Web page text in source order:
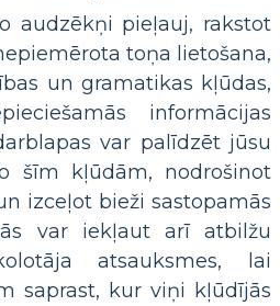
audzēkņi pieļauj, rakstot
toņa lietošana,
un gramatikas kļūdas,
informācijas
var palīdzēt jūsu
šīm kļūdām, nodrošinot
izceļot bieži sastopamās
var iekļaut arī atbilžu
atsauksmes, lai
saprast, kur viņi kļūdījās